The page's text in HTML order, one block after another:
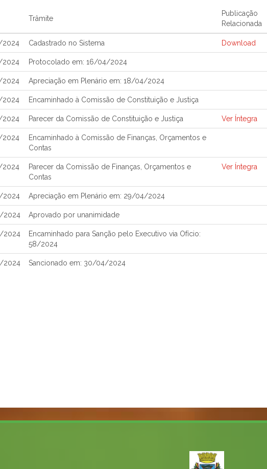
Trâmite
Publicação
Relacionada
Cadastrado no Sistema Download
Protocolado em: 16/04/2024
Apreciação em Plenário em: 18/04/2024
Encaminhado à Comissão de Constituição e Justiça
Parecer da Comissão de Constituição e Justiça Ver Íntegra
Encaminhado à Comissão de Finanças, Orçamentos e
Contas
Parecer da Comissão de Finanças, Orçamentos e
Contas
Ver Íntegra
2024 Apreciação em Plenário em: 29/04/2024
2024 Aprovado por unanimidade
2024
Encaminhado para Sanção pelo Executivo via Ofício:
58/2024
2024 Sancionado em: 30/04/2024